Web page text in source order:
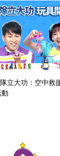
立大功：空中救